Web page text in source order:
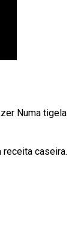
Numa tigela
receita caseira.